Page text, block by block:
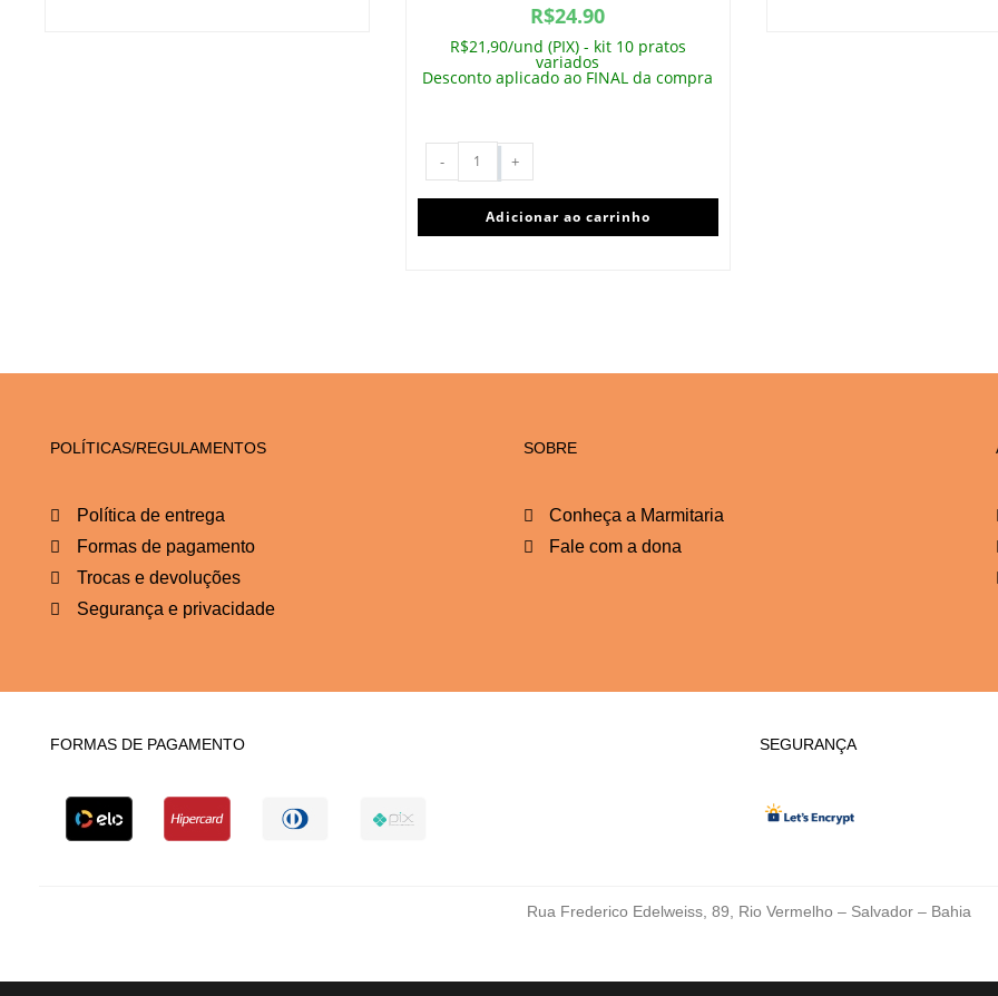
R$24.90
R$21,90/und (PIX) - kit 10 pratos
variados
Desconto aplicado ao FINAL da compra
- +
Adicionar ao carrinho
POLÍTICAS/REGULAMENTOS
Política de entrega
Formas de pagamento
Trocas e devoluções
Segurança e privacidade
SOBRE
Conheça a Marmitaria
Fale com a dona
FORMAS DE PAGAMENTO SEGURANÇA
Rua Frederico Edelweiss, 89, Rio Vermelho – Salvador – Bahia